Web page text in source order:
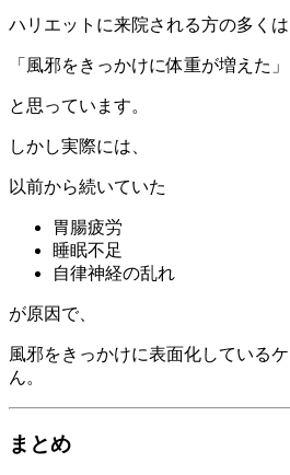
ハリエットに来院される方の多くは
「風邪をきっかけに体重が増えた」
と思っています。
しかし実際には、
以前から続いていた
胃腸疲労
睡眠不足
自律神経の乱れ
が原因で、
風邪をきっかけに表面化している
ん。
まとめ